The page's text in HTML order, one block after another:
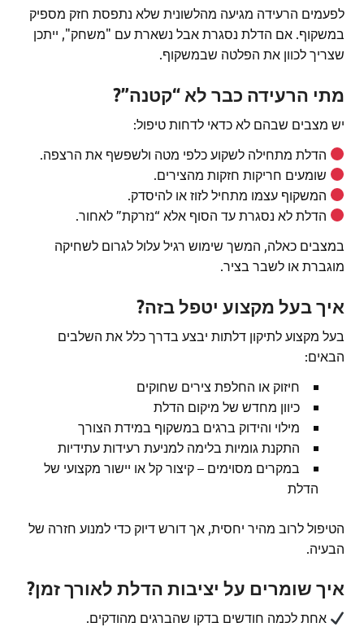
לפעמים הרעידה מגיעה מהלשונית שלא נתפסת חזק מספיק
במשקוף. אם הדלת נסגרת אבל נשארת עם "משחק", ייתכן
שצריך לכוון את הפלטה שבמשקוף.
מתי הרעידה כבר לא “קטנה”?
יש מצבים שבהם לא כדאי לדחות טיפול:
הדלת מתחילה לשקוע כלפי מטה ולשפשף את הרצפה.
שומעים חריקות חזקות מהצירים.
המשקוף עצמו מתחיל לזוז או להיסדק.
הדלת לא נסגרת עד הסוף אלא “נזרקת” לאחור.
במצבים כאלה, המשך שימוש רגיל עלול לגרום לשחיקה
מוגברת או לשבר בציר.
איך בעל מקצוע יטפל בזה?
בעל מקצוע לתיקון דלתות יבצע בדרך כלל את השלבים
הבאים:
חיזוק או החלפת צירים שחוקים
כיוון מחדש של מיקום הדלת
מילוי והידוק ברגים במשקוף במידת הצורך
התקנת גומיות בלימה למניעת רעידות עתידיות
במקרים מסוימים – קיצור קל או יישור מקצועי של
הדלת
הטיפול לרוב מהיר יחסית, אך דורש דיוק כדי למנוע חזרה של
הבעיה.
איך שומרים על יציבות הדלת לאורך זמן?
אחת לכמה חודשים בדקו שהברגים מהודקים.